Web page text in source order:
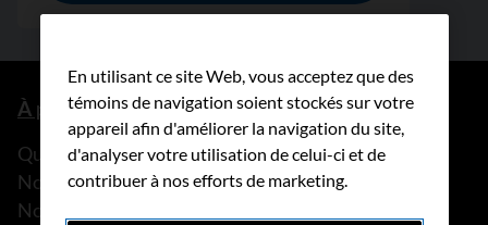
À propos de nous
Que faisons-nous?
Notre histoire
Nos histoires
En utilisant ce site Web, vous acceptez que des
témoins de navigation soient stockés sur votre
appareil afin d'améliorer la navigation du site,
d'analyser votre utilisation de celui-ci et de
contribuer à nos efforts de marketing.